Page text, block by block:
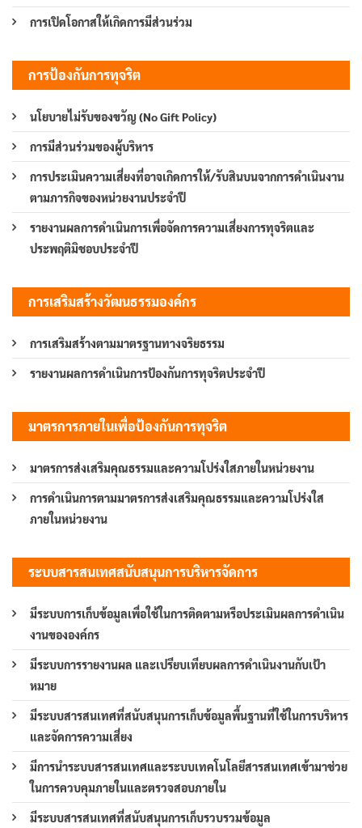
การเปิดโอกาสให้เกิดการมีส่วนร่วม
การป้องกันการทุจริต
นโยบายไม่รับของขวัญ (No Gift Policy)
การมีส่วนร่วมของผู้บริหาร
การประเมินความเสี่ยงที่อาจเกิดการให้/รับสินบนจากการดำเนินงาน
ตามภารกิจของหน่วยงานประจำปี
รายงานผลการดำเนินการเพื่อจัดการความเสี่ยงการทุจริตและ
ประพฤติมิชอบประจำปี
การเสริมสร้างวัฒนธรรมองค์กร
การเสริมสร้างตามมาตรฐานทางจริยธรรม
รายงานผลการดำเนินการป้องกันการทุจริตประจำปี
มาตรการภายในเพื่อป้องกันการทุจริต
มาตรการส่งเสริมคุณธรรมและความโปร่งใสภายในหน่วยงาน
การดำเนินการตามมาตรการส่งเสริมคุณธรรมและความโปร่งใส
ภายในหน่วยงาน
ระบบสารสนเทศสนับสนุนการบริหารจัดการ
มีระบบการเก็บข้อมูลเพื่อใช้ในการติดตามหรือประเมินผลการดำเนิน
งานขององค์กร
มีระบบการรายงานผล และเปรียบเทียบผลการดำเนินงานกับเป้า
หมาย
มีระบบสารสนเทศที่สนับสนุนการเก็บข้อมูลพื้นฐานที่ใช้ในการบริหาร
และจัดการความเสี่ยง
มีการนำระบบสารสนเทศและระบบเทคโนโลยีสารสนเทศเข้ามาช่วย
ในการควบคุมภายในและตรวจสอบภายใน
มีระบบสารสนเทศที่สนับสนุนการเก็บรวบรวมข้อมูล